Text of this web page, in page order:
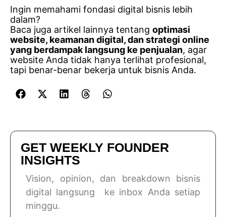
Ingin memahami fondasi digital bisnis lebih
dalam?
Baca juga artikel lainnya tentang optimasi
website, keamanan digital, dan strategi online
yang berdampak langsung ke penjualan, agar
website Anda tidak hanya terlihat profesional,
tapi benar-benar bekerja untuk bisnis Anda.
GET WEEKLY FOUNDER
INSIGHTS
Vision, opinion, dan breakdown bisnis
digital langsung ke inbox Anda setiap
minggu.